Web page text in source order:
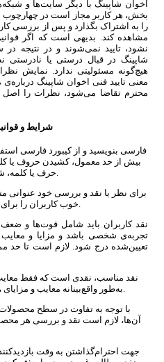
اخوان شاپینگ با دیگر سایت‌ها و
بخش، هر کاربر مجاز است در
را به اشتراک بگذارد و پس از بررسی
مشاهده کند. بدیهی است که اگر
نشود، تایید نمی‌شوند و در نتیجه
شاپینگ در قبال درستی یا
هیچ‌گونه مسئولیتی ندارد. نمایش
معنی تایید فنی اخوان شاپینگ
محترم تقاضا می‌شود، نظرات را اصل
شرایط و
برای نظر یا نقد و بررسی خود عنوانی
نقد کاربران باید شامل قوت‌ها و
تجربه‌ی شخصی باشد و مزایا و
تعیین‌شده درج شود. لازم است تا حد
نقد مناسب، نقدی است که فقط معایب
با توجه به تفاوت در سطح
آن‌ها، لازم است نقد و بررسی هر
جهت احترام‌گذاشتن به وقت